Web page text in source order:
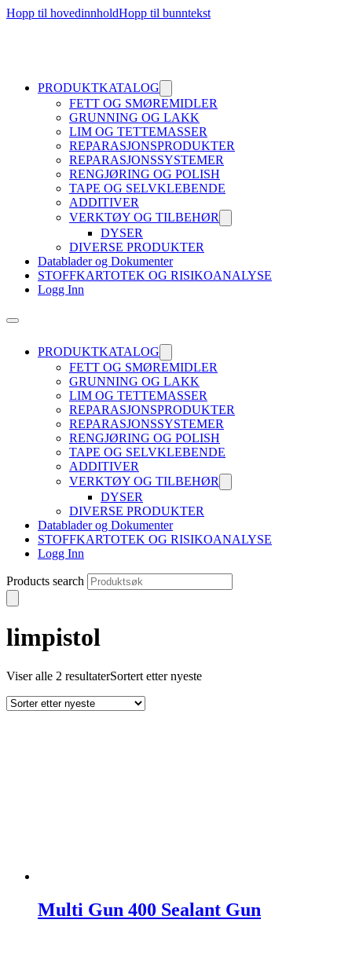
Hopp til hovedinnholdHopp til bunntekst
PRODUKTKATALOG
FETT OG SMØREMIDLER
GRUNNING OG LAKK
LIM OG TETTEMASSER
REPARASJONSPRODUKTER
REPARASJONSSYSTEMER
RENGJØRING OG POLISH
TAPE OG SELVKLEBENDE
ADDITIVER
VERKTØY OG TILBEHØR
DYSER
DIVERSE PRODUKTER
Datablader og Dokumenter
STOFFKARTOTEK OG RISIKOANALYSE
Logg Inn
PRODUKTKATALOG
FETT OG SMØREMIDLER
GRUNNING OG LAKK
LIM OG TETTEMASSER
REPARASJONSPRODUKTER
REPARASJONSSYSTEMER
RENGJØRING OG POLISH
TAPE OG SELVKLEBENDE
ADDITIVER
VERKTØY OG TILBEHØR
DYSER
DIVERSE PRODUKTER
Datablader og Dokumenter
STOFFKARTOTEK OG RISIKOANALYSE
Logg Inn
Products search
limpistol
Viser alle 2 resultaterSortert etter nyeste
Multi Gun 400 Sealant Gun